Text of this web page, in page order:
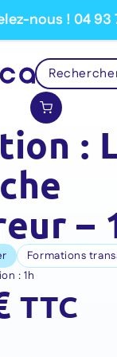
nous ! 04 93
:
–
Formations
:1h
TTC